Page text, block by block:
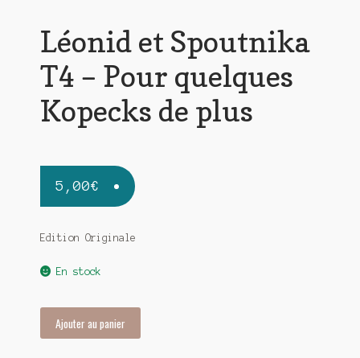
Léonid et Spoutnika
T4 – Pour quelques
Kopecks de plus
5,00€
Edition Originale
En stock
Ajouter au panier